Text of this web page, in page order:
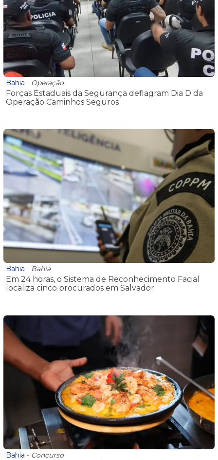
Bahia - Operação
Forças Estaduais da Segurança deflagram Dia D da
Operação Caminhos Seguros
Bahia - Bahia
Em 24 horas, o Sistema de Reconhecimento Facial
localiza cinco procurados em Salvador
Bahia - Concurso